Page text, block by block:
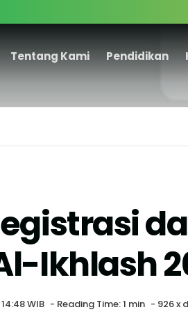
Tentang Kami Pendidikan
Ikhlash
WIB - Reading Time: 1 min - 926 x